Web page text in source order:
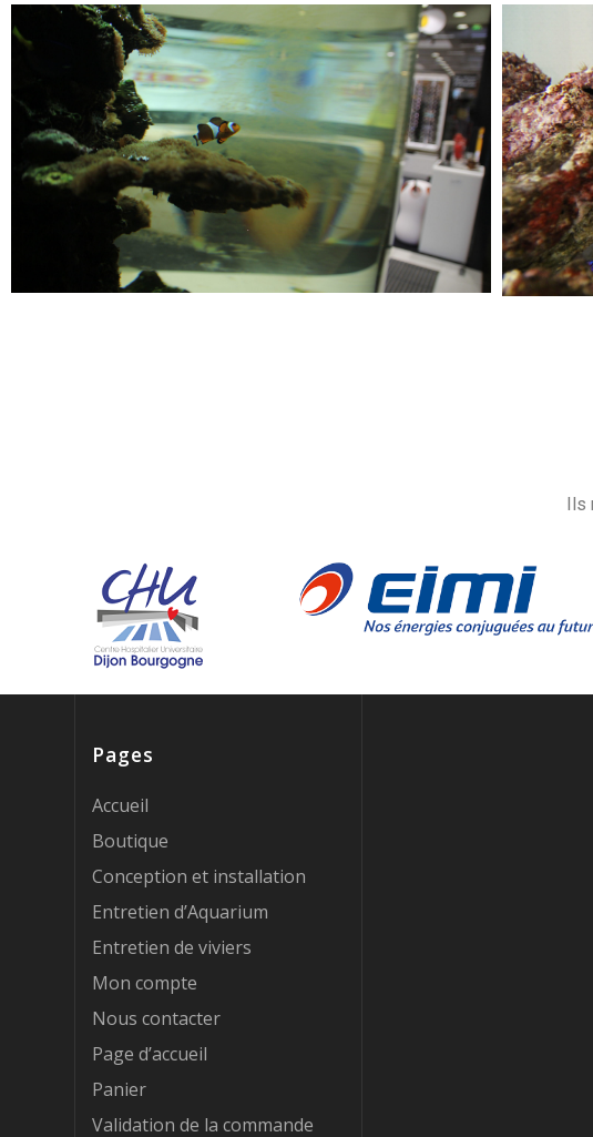
Ils
Pages
Accueil
Boutique
Conception et installation
Entretien d’Aquarium
Entretien de viviers
Mon compte
Nous contacter
Page d’accueil
Panier
Validation de la commande